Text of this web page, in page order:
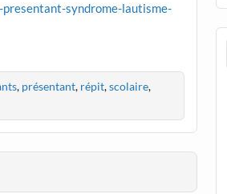
syndrome-lautisme-
, présentant, répit,scolaire,